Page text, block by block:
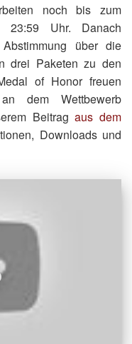
noch bis zum
Uhr. Danach
über die
drei Paketen zu den
of Honor freuen
dem Wettbewerb
Beitragaus dem
Downloads und